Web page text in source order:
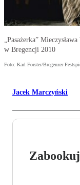
„Pasażerka”
w Bregencji 2010
Foto: Karl Forster/Bregenzer
Jacek Marczyński